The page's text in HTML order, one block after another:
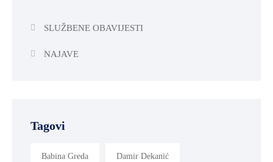
SLUŽBENE OBAVIJESTI
NAJAVE
Tagovi
Babina Greda Damir Dekanić